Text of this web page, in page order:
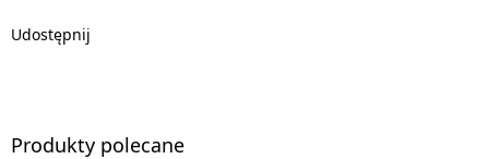
Udostępnij
Produkty polecane